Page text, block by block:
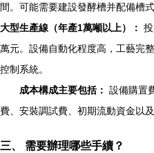
間。可能需要建設發酵槽并配備槽
大型生產線（年產1萬噸以上）：
萬元。設備自動化程度高，工藝完
控制系統。
成本構成主要包括： 設備購置
費、安裝調試費、初期流動資金以
三、 需要辦理哪些手續？